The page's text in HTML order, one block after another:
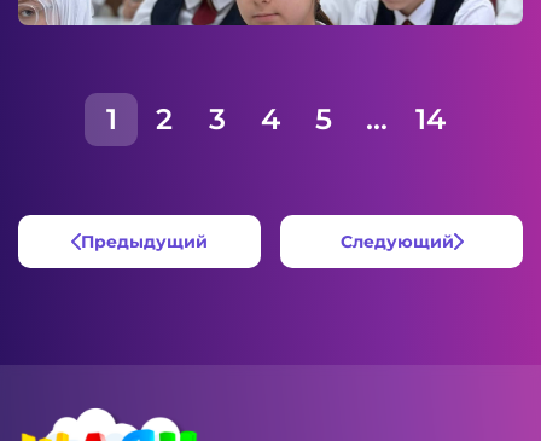
1 2 3 4 5 ... 14
Предыдущий Следующий